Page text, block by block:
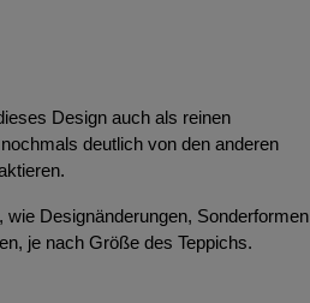
Design auch als reinen
deutlich von den anderen
Designänderungen, Sonderformen
je nach Größe des Teppichs.